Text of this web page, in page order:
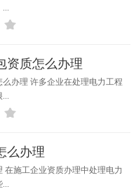
...
资质怎么办理
办理 许多企业在处理电力工程
...
么办理
在施工企业资质办理中处理电力
...